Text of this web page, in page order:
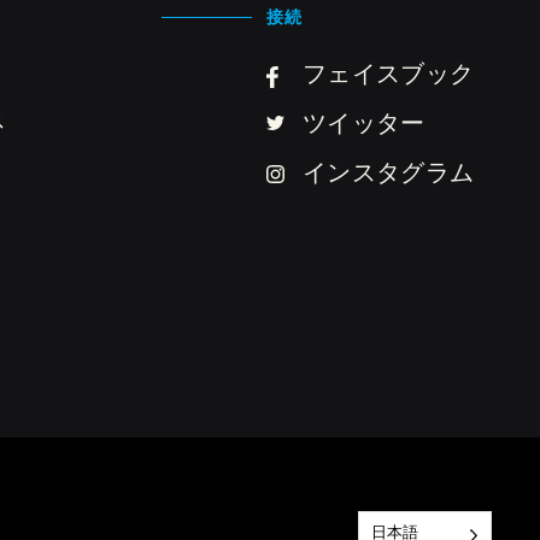
接続
フェイスブック
ツイッター
インスタグラム
日本語